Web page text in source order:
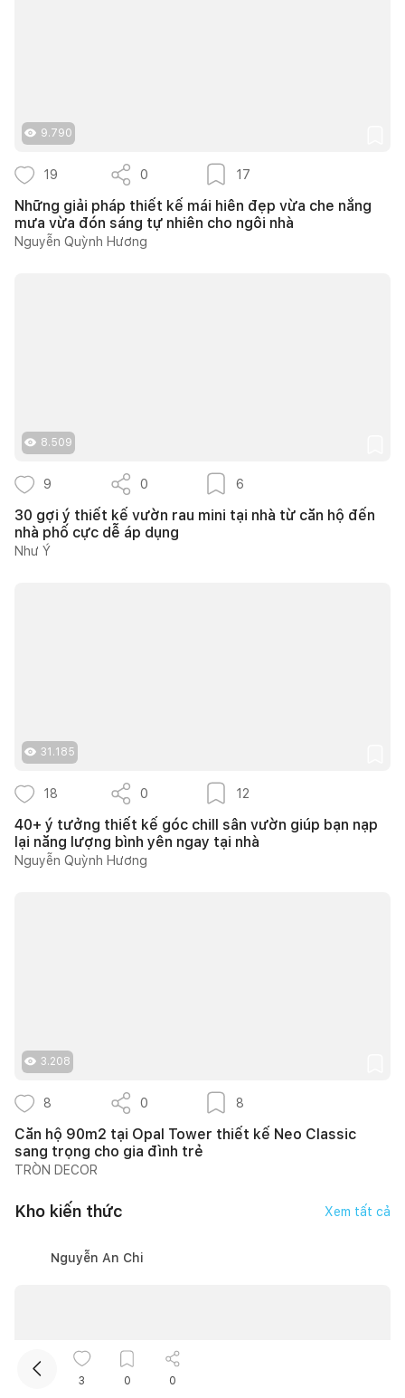
9.790
19 0 17
Những giải pháp thiết kế mái hiên đẹp vừa che nắng
mưa vừa đón sáng tự nhiên cho ngôi nhà
Nguyễn Quỳnh Hương
8.509
9 0 6
30 gợi ý thiết kế vườn rau mini tại nhà từ căn hộ đến
nhà phố cực dễ áp dụng
Như Ý
31.185
18 0 12
40+ ý tưởng thiết kế góc chill sân vườn giúp bạn nạp
lại năng lượng bình yên ngay tại nhà
Nguyễn Quỳnh Hương
3.208
8 0 8
Căn hộ 90m2 tại Opal Tower thiết kế Neo Classic
sang trọng cho gia đình trẻ
TRÒN DECOR
Kho kiến thức Xem tất cả
Nguyễn An Chi
3 0 0